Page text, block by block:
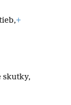
+
skutky,